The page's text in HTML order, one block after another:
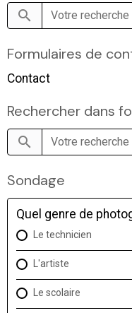
Formulaires de
Contact
Rechercher dans
Sondage
Quel genre de
Le technicien
L'artiste
Le scolaire